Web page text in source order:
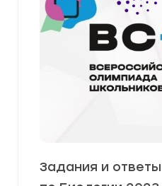
Задания и